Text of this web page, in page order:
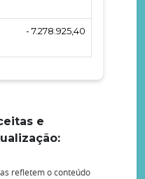
- 7.278.925,40
e
refletem o conteúdo